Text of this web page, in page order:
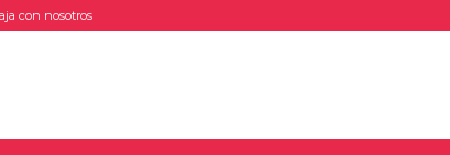
con nosotros